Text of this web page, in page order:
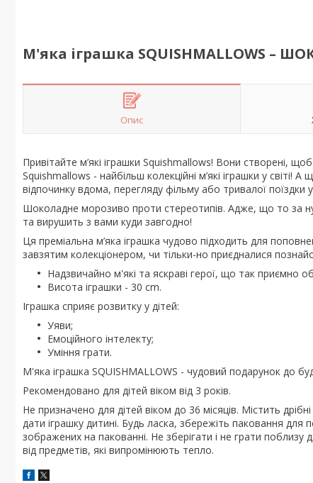
М'яка іграшка SQUISHMALLOWS –
Опис
Привітайте м’які іграшки Squishmallows! Вони створені,
Squishmallows - найбільш колекційні м’які іграшки у
відпочинку вдома, перегляду фільму або тривалої поїздки
Шоколадне морозиво проти стереотипів. Адже, що то за
та вирушить з вами куди завгодно!
Ця преміальна м’яка іграшка чудово підходить для
завзятим колекціонером, чи тільки-но приєдналися
Надзвичайно м'які та яскраві герої, що так приємно
Висота іграшки - 30 cm.
Іграшка сприяє розвитку у дітей:
Уяви;
Емоційного інтелекту;
Уміння грати.
М'яка іграшка SQUISHMALLOWS - чудовий подарунок до
Рекомендовано для дітей віком від 3 років.
Не призначено для дітей віком до 36 місяців. Містить
дати іграшку дитині. Будь ласка, збережіть паковання для
зображених на пакованні. Не зберігати і не грати
від предметів, які випромінюють тепло.